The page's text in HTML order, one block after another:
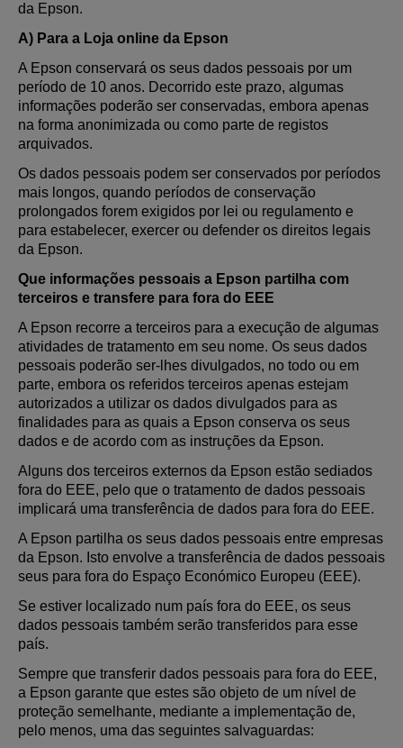
da Epson.
A) Para a Loja online da Epson
A Epson conservará os seus dados pessoais por um
período de 10 anos. Decorrido este prazo, algumas
informações poderão ser conservadas, embora apenas
na forma anonimizada ou como parte de registos
arquivados.
Os dados pessoais podem ser conservados por períodos
mais longos, quando períodos de conservação
prolongados forem exigidos por lei ou regulamento e
para estabelecer, exercer ou defender os direitos legais
da Epson.
Que informações pessoais a Epson partilha com
terceiros e transfere para fora do EEE
A Epson recorre a terceiros para a execução de algumas
atividades de tratamento em seu nome. Os seus dados
pessoais poderão ser-lhes divulgados, no todo ou em
parte, embora os referidos terceiros apenas estejam
autorizados a utilizar os dados divulgados para as
finalidades para as quais a Epson conserva os seus
dados e de acordo com as instruções da Epson.
Alguns dos terceiros externos da Epson estão sediados
fora do EEE, pelo que o tratamento de dados pessoais
implicará uma transferência de dados para fora do EEE.
A Epson partilha os seus dados pessoais entre empresas
da Epson. Isto envolve a transferência de dados pessoais
seus para fora do Espaço Económico Europeu (EEE).
Se estiver localizado num país fora do EEE, os seus
dados pessoais também serão transferidos para esse
país.
Sempre que transferir dados pessoais para fora do EEE,
a Epson garante que estes são objeto de um nível de
proteção semelhante, mediante a implementação de,
pelo menos, uma das seguintes salvaguardas: